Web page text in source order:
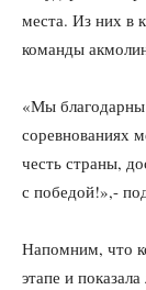
места. Из них в
команды
«Мы
соревнованиях
честь страны,
с победой!»,-
Напомним, что
этапе и